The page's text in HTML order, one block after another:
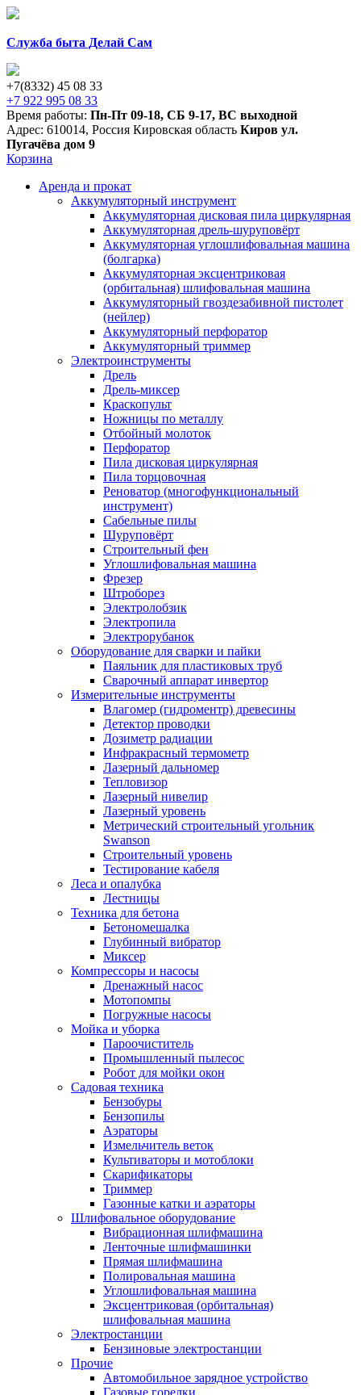
Служба быта Делай Сам
+7(8332) 45 08 33
+7 922 995 08 33
Время работы: Пн-Пт 09-18, СБ 9-17, ВС выходной
Адрес: 610014, Россия Кировская область Киров ул.
Пугачёва дом 9
Корзина
Аренда и прокат
Аккумуляторный инструмент
Аккумуляторная дисковая пила циркулярная
Аккумуляторная дрель-шуруповёрт
Аккумуляторная углошлифовальная машина
(болгарка)
Аккумуляторная эксцентриковая
(орбитальная) шлифовальная машина
Аккумуляторный гвоздезабивной пистолет
(нейлер)
Аккумуляторный перфоратор
Аккумуляторный триммер
Электроинструменты
Дрель
Дрель-миксер
Краскопульт
Ножницы по металлу
Отбойный молоток
Перфоратор
Пила дисковая циркулярная
Пила торцовочная
Реноватор (многофункциональный
инструмент)
Сабельные пилы
Шуруповёрт
Строительный фен
Углошлифовальная машина
Фрезер
Штроборез
Электролобзик
Электропила
Электрорубанок
Оборудование для сварки и пайки
Паяльник для пластиковых труб
Сварочный аппарат инвертор
Измерительные инструменты
Влагомер (гидроментр) древесины
Детектор проводки
Дозиметр радиации
Инфракрасный термометр
Лазерный дальномер
Тепловизор
Лазерный нивелир
Лазерный уровень
Метрический строительный угольник
Swanson
Строительный уровень
Тестирование кабеля
Леса и опалубка
Лестницы
Техника для бетона
Бетономешалка
Глубинный вибратор
Миксер
Компрессоры и насосы
Дренажный насос
Мотопомпы
Погружные насосы
Мойка и уборка
Пароочиститель
Промышленный пылесос
Робот для мойки окон
Садовая техника
Бензобуры
Бензопилы
Аэраторы
Измельчитель веток
Культиваторы и мотоблоки
Скарификаторы
Триммер
Газонные катки и аэраторы
Шлифовальное оборудование
Вибрационная шлифмашина
Ленточные шлифмашинки
Прямая шлифмашина
Полировальная машина
Углошлифовальная машина
Эксцентриковая (орбитальная)
шлифовальная машина
Электростанции
Бензиновые электростанции
Прочие
Автомобильное зарядное устройство
Газовые горелки